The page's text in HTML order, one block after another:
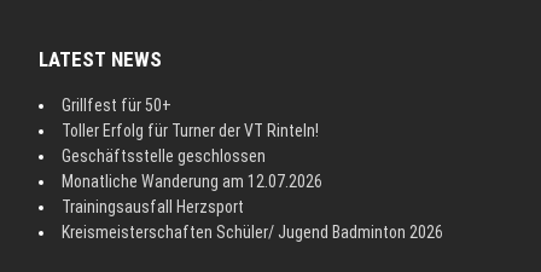
LATEST NEWS
Grillfest für 50+
Toller Erfolg für Turner der VT Rinteln!
Geschäftsstelle geschlossen
Monatliche Wanderung am 12.07.2026
Trainingsausfall Herzsport
Kreismeisterschaften Schüler/ Jugend Badminton 2026